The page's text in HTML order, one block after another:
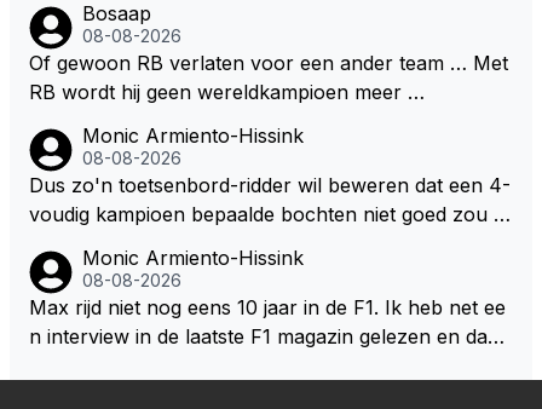
zijn als Alonso samen met Max ergens in een vieren
twings uur race samen in een team zouden zitten. D
eze 2 coureurs zouden een fantastisch affiche zijn v
Bosaap
08-08-2026
Of gewoon RB verlaten voor een ander team … Met
RB wordt hij geen wereldkampioen meer …
Monic Armiento-Hissink
08-08-2026
Dus zo'n toetsenbord-ridder wil beweren dat een 4-
voudig kampioen bepaalde bochten niet goed zou n
e reglementen wel goed vindt.
Monic Armiento-Hissink
08-08-2026
Max rijd niet nog eens 10 jaar in de F1. Ik heb net ee
n interview in de laatste F1 magazin gelezen en daari